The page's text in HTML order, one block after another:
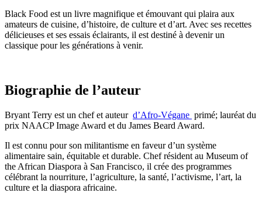
Black Food est un livre magnifique et émouvant qui plaira aux
amateurs de cuisine, d’histoire, de culture et d’art. Avec ses recettes
délicieuses et ses essais éclairants, il est destiné à devenir un
classique pour les générations à venir.
Biographie de l’auteur
Bryant Terry est un chef et auteur d’Afro-Végane primé; lauréat du
prix NAACP Image Award et du James Beard Award.
Il est connu pour son militantisme en faveur d’un système
alimentaire sain, équitable et durable. Chef résident au Museum of
the African Diaspora à San Francisco, il crée des programmes
célébrant la nourriture, l’agriculture, la santé, l’activisme, l’art, la
culture et la diaspora africaine.